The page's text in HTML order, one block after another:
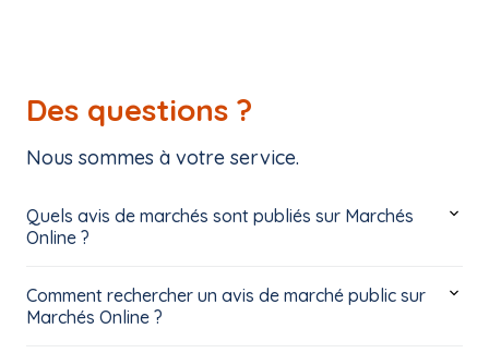
Des questions ?
Nous sommes à votre service.
Quels avis de marchés sont publiés sur Marchés
Online ?
Comment rechercher un avis de marché public sur
Marchés Online ?